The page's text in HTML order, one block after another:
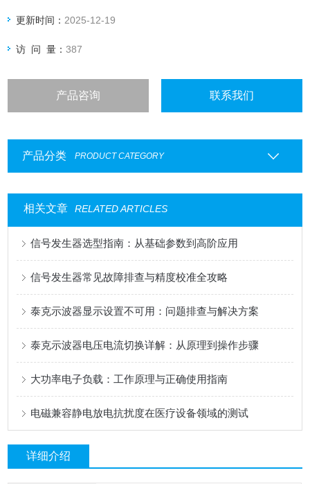
更新时间： 2025-12-19
访 问 量：387
产品咨询 联系我们
产品分类 PRODUCT CATEGORY
相关文章 RELATED ARTICLES
信号发生器选型指南：从基础参数到高阶应用
信号发生器常见故障排查与精度校准全攻略
泰克示波器显示设置不可用：问题排查与解决方案
泰克示波器电压电流切换详解：从原理到操作步骤
大功率电子负载：工作原理与正确使用指南
电磁兼容静电放电抗扰度在医疗设备领域的测试
详细介绍